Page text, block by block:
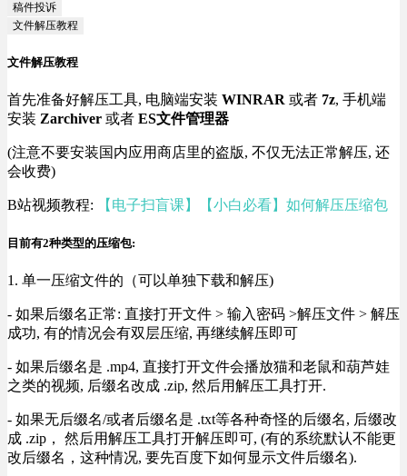
稿件投诉
文件解压教程
文件解压教程
首先准备好解压工具, 电脑端安装 WINRAR 或者 7z, 手机端
安装 Zarchiver 或者 ES文件管理器
(注意不要安装国内应用商店里的盗版, 不仅无法正常解压, 还
会收费)
B站视频教程: 【电子扫盲课】【小白必看】如何解压压缩包
目前有2种类型的压缩包:
1. 单一压缩文件的（可以单独下载和解压)
- 如果后缀名正常: 直接打开文件 > 输入密码 >解压文件 > 解压
成功, 有的情况会有双层压缩, 再继续解压即可
- 如果后缀名是 .mp4, 直接打开文件会播放猫和老鼠和葫芦娃
之类的视频, 后缀名改成 .zip, 然后用解压工具打开.
- 如果无后缀名/或者后缀名是 .txt等各种奇怪的后缀名, 后缀改
成 .zip， 然后用解压工具打开解压即可, (有的系统默认不能更
改后缀名，这种情况, 要先百度下如何显示文件后缀名).